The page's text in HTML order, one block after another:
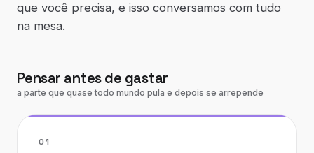
que você precisa, e isso conversamos com tudo
na mesa.
Pensar antes de gastar
a parte que quase todo mundo pula e depois se arrepende
01